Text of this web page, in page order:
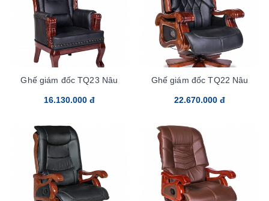
Ghế giám đốc TQ23 Nâu
16.130.000 đ
Ghế giám đốc TQ22 Nâu
22.670.000 đ